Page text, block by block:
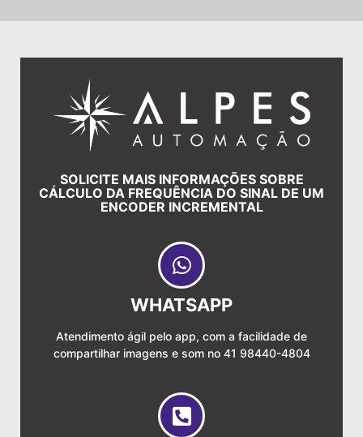
SOLICITE MAIS INFORMAÇÕES SOBRE
CÁLCULO DA FREQUÊNCIA DO SINAL DE UM
ENCODER INCREMENTAL
WHATSAPP
Atendimento ágil pelo app, com a facilidade de
compartilhar imagens e som no 41 98440-4804